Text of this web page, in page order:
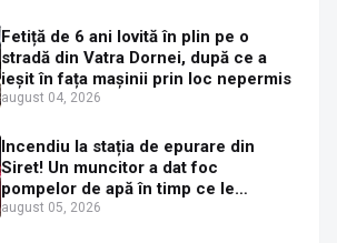
Fetiță de 6 ani lovită în plin pe o
stradă din Vatra Dornei, după ce a
ieșit în fața mașinii prin loc nepermis
august 04, 2026
Incendiu la stația de epurare din
Siret! Un muncitor a dat foc
pompelor de apă în timp ce le
alimenta cu combustibil
august 05, 2026